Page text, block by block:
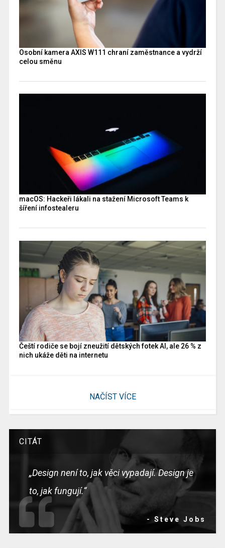
Osobní kamera AXIS W111 chraní zaměstnance a vydrží
celou směnu
macOS: Hackeři lákali na stažení Microsoft Teams k
šíření infostealeru
Čeští rodiče se bojí zneužití dětských fotek AI, ale 26 % z
nich ukáže děti na internetu
NAČÍST VÍCE
CITÁT
„Design není to, jak věci vypadají. Design je
to, jak fungují.“
- Steve Jobs